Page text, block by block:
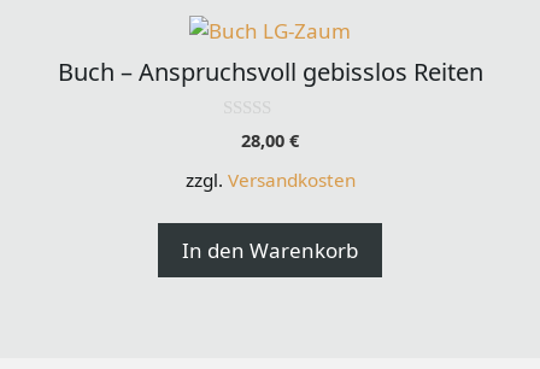
Buch – Anspruchsvoll gebisslos Reiten
28,00 €
zzgl. Versandkosten
In den Warenkorb